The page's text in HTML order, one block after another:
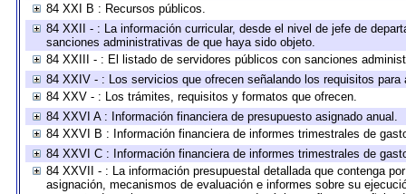
84 XXI B : Recursos públicos.
84 XXII - : La información curricular, desde el nivel de jefe de
sanciones administrativas de que haya sido objeto.
84 XXIII - : El listado de servidores públicos con sanciones
84 XXIV - : Los servicios que ofrecen señalando los requisitos para
84 XXV - : Los trámites, requisitos y formatos que ofrecen.
84 XXVI A : Información financiera de presupuesto asignado anual.
84 XXVI B : Información financiera de informes trimestrales de
84 XXVI C : Información financiera de informes trimestrales de
84 XXVII - : La información presupuestal detallada que contenga
asignación, mecanismos de evaluación e informes sobre su